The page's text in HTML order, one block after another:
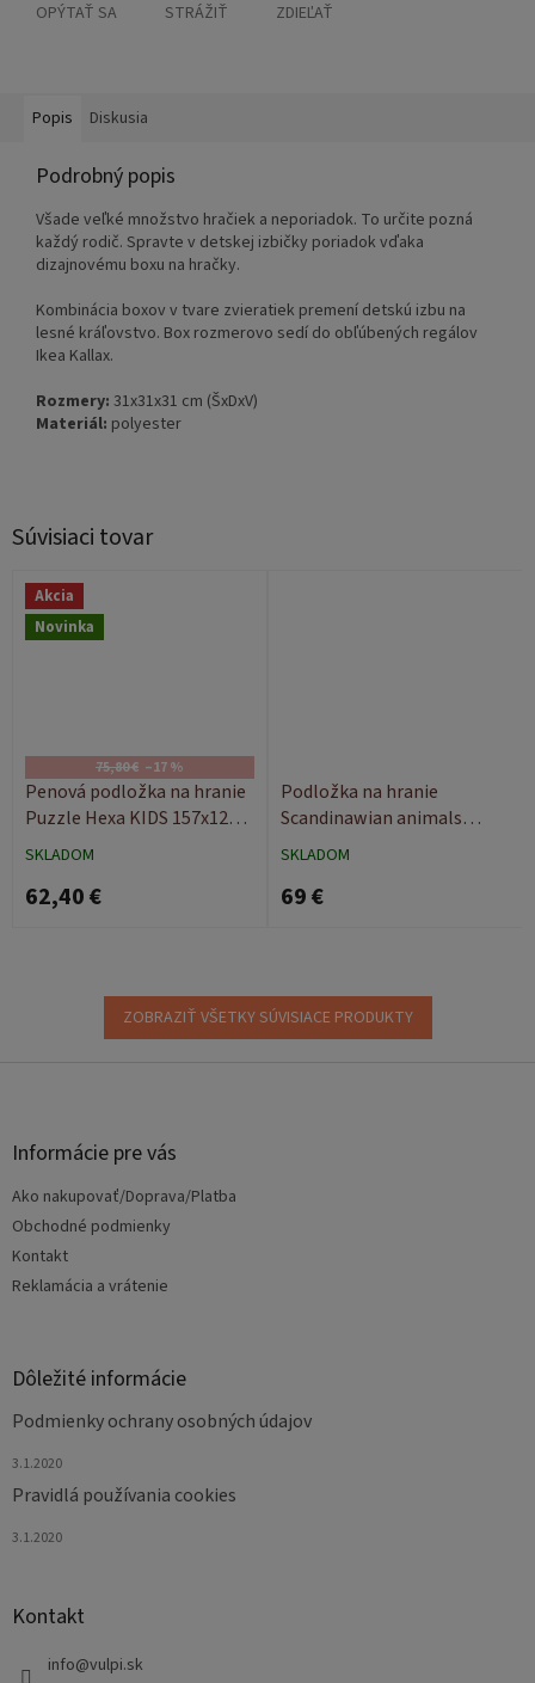
OPÝTAŤ SA STRÁŽIŤ ZDIEĽAŤ
Súvisiaci tovar
Akcia
Novinka
75,80 € –17 %
Penová podložka na hranie
Puzzle Hexa KIDS 157x127
cm
SKLADOM
62,40 €
Podložka na hranie
Scandinawian animals
200x180
SKLADOM
69 €
ZOBRAZIŤ VŠETKY SÚVISIACE PRODUKTY
Popis Diskusia
Podrobný popis
Všade veľké množstvo hračiek a neporiadok. To určite pozná
každý rodič. Spravte v detskej izbičky poriadok vďaka
dizajnovému boxu na hračky.
Kombinácia boxov v tvare zvieratiek premení detskú izbu na
lesné kráľovstvo. Box rozmerovo sedí do obľúbených regálov
Ikea Kallax.
Rozmery: 31x31x31 cm (ŠxDxV)
Materiál: polyester
Informácie pre vás
Ako nakupovať/Doprava/Platba
Obchodné podmienky
Kontakt
Reklamácia a vrátenie
Dôležité informácie
Podmienky ochrany osobných údajov
3.1.2020
Pravidlá používania cookies
3.1.2020
Kontakt
info@vulpi.sk